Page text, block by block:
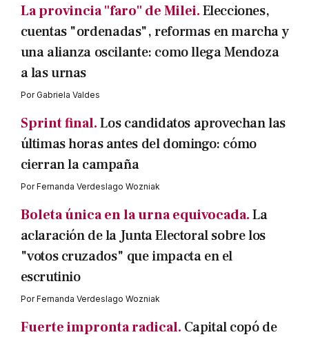
La provincia "faro" de Milei.Elecciones,
cuentas "ordenadas", reformas en marcha y
una alianza oscilante: como llega Mendoza
a las urnas
PorGabriela Valdes
Sprint final.Los candidatos aprovechan las
últimas horas antes del domingo: cómo
cierran la campaña
PorFernanda Verdeslago Wozniak
Boleta única en la urna equivocada.La
aclaración de la Junta Electoral sobre los
"votos cruzados" que impacta en el
escrutinio
PorFernanda Verdeslago Wozniak
Fuerte impronta radical. Capital copó de